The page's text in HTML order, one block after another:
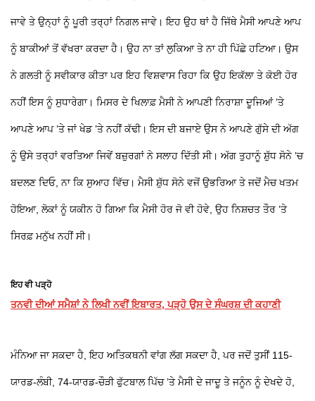
ਜਾਵੇ ਤੇ ਉਨ੍ਹਾਂ ਨੂੰ ਪੂਰੀ ਤਰ੍ਹਾਂ ਨਿਗਲ ਜਾਵੇ। ਇਹ ਉਹ ਥਾਂ ਹੈ ਜਿੱਥੇ ਮੈਸੀ ਆਪਣੇ ਆਪ
ਨੂੰ ਬਾਕੀਆਂ ਤੋਂ ਵੱਖਰਾ ਕਰਦਾ ਹੈ। ਉਹ ਨਾ ਤਾਂ ਲੁਕਿਆ ਤੇ ਨਾ ਹੀ ਪਿੱਛੇ ਹਟਿਆ। ਉਸ
ਨੇ ਗਲਤੀ ਨੂੰ ਸਵੀਕਾਰ ਕੀਤਾ ਪਰ ਇਹ ਵਿਸ਼ਵਾਸ ਰਿਹਾ ਕਿ ਉਹ ਇਕੱਲਾ ਤੇ ਕੋਈ ਹੋਰ
ਨਹੀਂ ਇਸ ਨੂੰ ਸੁਧਾਰੇਗਾ। ਮਿਸਰ ਦੇ ਖਿਲਾਫ਼ ਮੈਸੀ ਨੇ ਆਪਣੀ ਨਿਰਾਸ਼ਾ ਦੂਜਿਆਂ ’ਤੇ
ਆਪਣੇ ਆਪ ’ਤੇ ਜਾਂ ਖੇਡ ’ਤੇ ਨਹੀਂ ਕੱਢੀ। ਇਸ ਦੀ ਬਜਾਏ ਉਸ ਨੇ ਆਪਣੇ ਗੁੱਸੇ ਦੀ ਅੱਗ
ਨੂੰ ਉਸੇ ਤਰ੍ਹਾਂ ਵਰਤਿਆ ਜਿਵੇਂ ਬਜ਼ੁਰਗਾਂ ਨੇ ਸਲਾਹ ਦਿੱਤੀ ਸੀ। ਅੱਗ ਤੁਹਾਨੂੰ ਸ਼ੁੱਧ ਸੋਨੇ ’ਚ
ਬਦਲਣ ਦਿਓ, ਨਾ ਕਿ ਸੁਆਹ ਵਿੱਚ। ਮੈਸੀ ਸ਼ੁੱਧ ਸੋਨੇ ਵਜੋਂ ਉਭਰਿਆ ਤੇ ਜਦੋਂ ਮੈਚ ਖਤਮ
ਹੋਇਆ, ਲੋਕਾਂ ਨੂੰ ਯਕੀਨ ਹੋ ਗਿਆ ਕਿ ਮੈਸੀ ਹੋਰ ਜੋ ਵੀ ਹੋਵੇ, ਉਹ ਨਿਸ਼ਚਤ ਤੌਰ ’ਤੇ
ਸਿਰਫ਼ ਮਨੁੱਖ ਨਹੀਂ ਸੀ।
ਇਹ ਵੀ ਪੜ੍ਹੋ
ਤਨਵੀ ਦੀਆਂ ਸਮੈਸ਼ਾਂ ਨੇ ਲਿਖੀ ਨਵੀਂ ਇਬਾਰਤ, ਪੜ੍ਹੋ ਉਸ ਦੇ ਸੰਘਰਸ਼ ਦੀ ਕਹਾਣੀ
ਮੰਨਿਆ ਜਾ ਸਕਦਾ ਹੈ, ਇਹ ਅਤਿਕਥਨੀ ਵਾਂਗ ਲੱਗ ਸਕਦਾ ਹੈ, ਪਰ ਜਦੋਂ ਤੁਸੀਂ 115-
ਯਾਰਡ-ਲੰਬੀ, 74-ਯਾਰਡ-ਚੌੜੀ ਫੁੱਟਬਾਲ ਪਿੱਚ ’ਤੇ ਮੈਸੀ ਦੇ ਜਾਦੂ ਤੇ ਜਨੂੰਨ ਨੂੰ ਦੇਖਦੇ ਹੋ,